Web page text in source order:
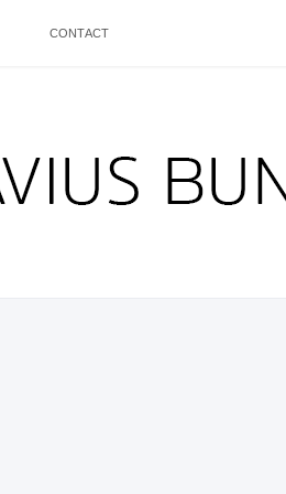
CONTACT